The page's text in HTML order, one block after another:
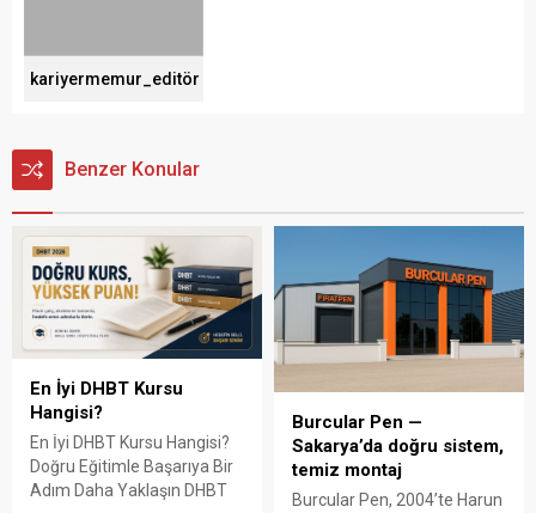
kariyermemur_editör
Benzer Konular
En İyi DHBT Kursu
Hangisi?
En İyi DHBT Kursu Hangisi?
Doğru Eğitimle Başarıya Bir
Adım Daha Yaklaşın DHBT
Burcular Pen —
Sakarya’da doğru sistem,
temiz montaj
Burcular Pen, 2004’te Harun